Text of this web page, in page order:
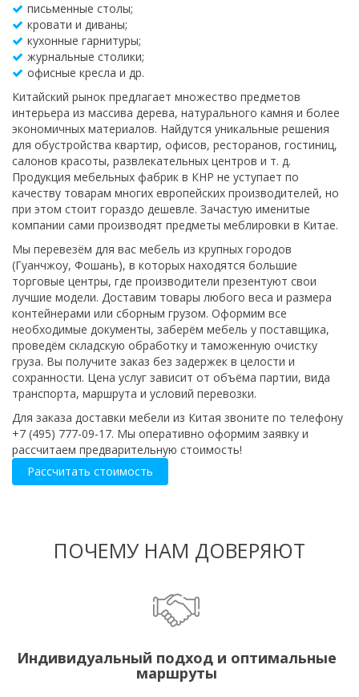
письменные столы;
кровати и диваны;
кухонные гарнитуры;
журнальные столики;
офисные кресла и др.
Китайский рынок предлагает множество предметов
интерьера из массива дерева, натурального камня и более
экономичных материалов. Найдутся уникальные решения
для обустройства квартир, офисов, ресторанов, гостиниц,
салонов красоты, развлекательных центров и т. д.
Продукция мебельных фабрик в КНР не уступает по
качеству товарам многих европейских производителей, но
при этом стоит гораздо дешевле. Зачастую именитые
компании сами производят предметы меблировки в Китае.
Мы перевезём для вас мебель из крупных городов
(Гуанчжоу, Фошань), в которых находятся большие
торговые центры, где производители презентуют свои
лучшие модели. Доставим товары любого веса и размера
контейнерами или сборным грузом. Оформим все
необходимые документы, заберём мебель у поставщика,
проведём складскую обработку и таможенную очистку
груза. Вы получите заказ без задержек в целости и
сохранности. Цена услуг зависит от объёма партии, вида
транспорта, маршрута и условий перевозки.
Для заказа доставки мебели из Китая звоните по телефону
+7 (495) 777-09-17. Мы оперативно оформим заявку и
рассчитаем предварительную стоимость!
Рассчитать стоимость
ПОЧЕМУ НАМ ДОВЕРЯЮТ
Индивидуальный подход и оптимальные
маршруты